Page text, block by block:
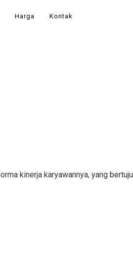
Harga Kontak
kinerja karyawannya, yang